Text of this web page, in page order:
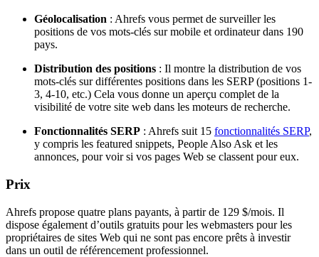
Géolocalisation : Ahrefs vous permet de surveiller les
positions de vos mots-clés sur mobile et ordinateur dans 190
pays.
Distribution des positions : Il montre la distribution de vos
mots-clés sur différentes positions dans les SERP (positions 1-
3, 4-10, etc.) Cela vous donne un aperçu complet de la
visibilité de votre site web dans les moteurs de recherche.
Fonctionnalités SERP : Ahrefs suit 15 fonctionnalités SERP,
y compris les featured snippets, People Also Ask et les
annonces, pour voir si vos pages Web se classent pour eux.
Prix
Ahrefs propose quatre plans payants, à partir de 129 $/mois. Il
dispose également d’outils gratuits pour les webmasters pour les
propriétaires de sites Web qui ne sont pas encore prêts à investir
dans un outil de référencement professionnel.